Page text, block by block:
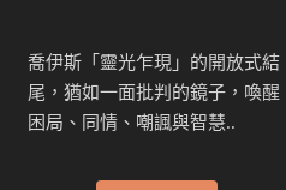
喬伊斯「靈光乍現」的開放式結
尾，猶如一面批判的鏡子，喚醒
困局、同情、嘲諷與智慧..